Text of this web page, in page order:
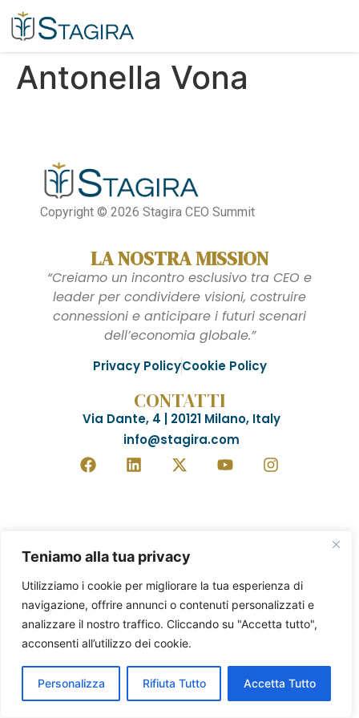
Teniamo alla tua privacy
Utilizziamo i cookie per migliorare la tua esperienza di
navigazione, offrire annunci o contenuti personalizzati e
analizzare il nostro traffico. Cliccando su "Accetta tutto",
acconsenti all’utilizzo dei cookie.
Personalizza Rifiuta Tutto Accetta Tutto
Antonella Vona​
Copyright © 2026 Stagira CEO Summit
LA NOSTRA MISSION
“Creiamo un incontro esclusivo tra CEO e
leader per condividere visioni, costruire
connessioni e anticipare i futuri scenari
dell’economia globale.”
Privacy PolicyCookie Policy
CONTATTI
Via Dante, 4 | 20121 Milano, Italy
info@stagira.com